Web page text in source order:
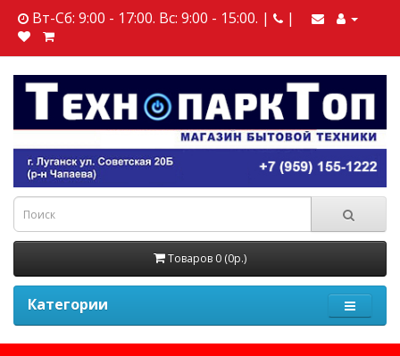
Вт-Сб: 9:00 - 17:00. Вс: 9:00 - 15:00. | |
Товаров 0 (0р.)
Категории